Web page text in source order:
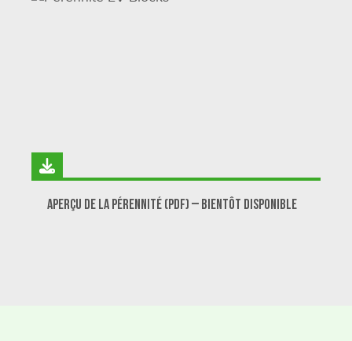
Aperçu de la pérennité (PDF) – Bientôt disponible